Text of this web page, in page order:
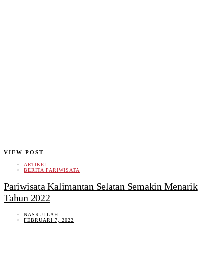
VIEW POST
ARTIKEL
BERITA PARIWISATA
Pariwisata Kalimantan Selatan Semakin Menarik
Tahun 2022
NASRULLAH
FEBRUARI 7, 2022